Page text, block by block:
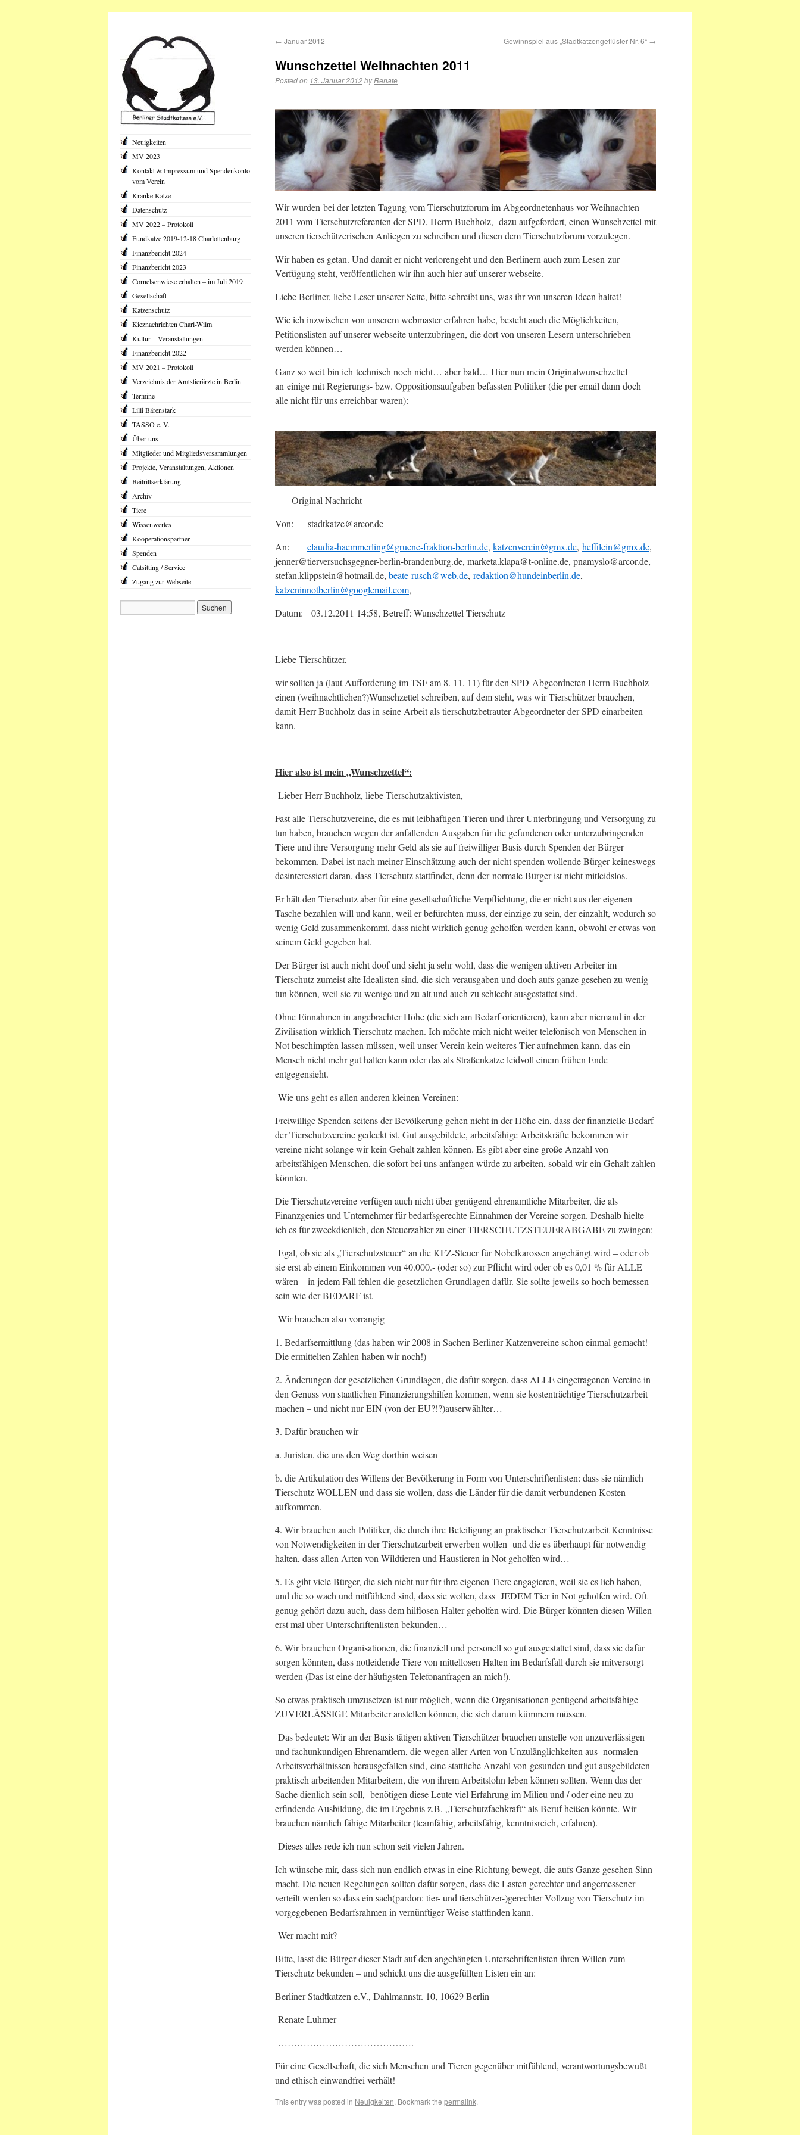
← Januar 2012 Gewinnspiel aus „Stadtkatzengeflüster Nr. 6“ →
Wunschzettel Weihnachten 2011
Posted on 13. Januar 2012by Renate
Wir wurden bei der letzten Tagung vom Tierschutzforum im Abgeordnetenhaus vor Weihnachten
2011 vom Tierschutzreferenten der SPD, Herrn Buchholz, dazu aufgefordert, einen Wunschzettel mit
unseren tierschützerischen Anliegen zu schreiben und diesen dem Tierschutzforum vorzulegen.
Wir haben es getan. Und damit er nicht verlorengeht und den Berlinern auch zum Lesen zur
Verfügung steht, veröffentlichen wir ihn auch hier auf unserer webseite.
Liebe Berliner, liebe Leser unserer Seite, bitte schreibt uns, was ihr von unseren Ideen haltet!
Wie ich inzwischen von unserem webmaster erfahren habe, besteht auch die Möglichkeiten,
Petitionslisten auf unserer webseite unterzubringen, die dort von unseren Lesern unterschrieben
werden können…
Ganz so weit bin ich technisch noch nicht… aber bald… Hier nun mein Originalwunschzettel
an einige mit Regierungs- bzw. Oppositionsaufgaben befassten Politiker (die per email dann doch
alle nicht für uns erreichbar waren):
—– Original Nachricht —-
Von: stadtkatze@arcor.de
An: claudia-haemmerling@gruene-fraktion-berlin.de, katzenverein@gmx.de, heffilein@gmx.de,
jenner@tierversuchsgegner-berlin-brandenburg.de, marketa.klapa@t-online.de, pnamyslo@arcor.de,
stefan.klippstein@hotmail.de, beate-rusch@web.de, redaktion@hundeinberlin.de,
katzeninnotberlin@googlemail.com,
Datum: 03.12.2011 14:58, Betreff: Wunschzettel Tierschutz
Liebe Tierschützer,
wir sollten ja (laut Aufforderung im TSF am 8. 11. 11) für den SPD-Abgeordneten Herrn Buchholz
einen (weihnachtlichen?)Wunschzettel schreiben, auf dem steht, was wir Tierschützer brauchen,
damit Herr Buchholz das in seine Arbeit als tierschutzbetrauter Abgeordneter der SPD einarbeiten
kann.
Hier also ist mein „Wunschzettel“:
Lieber Herr Buchholz, liebe Tierschutzaktivisten,
Fast alle Tierschutzvereine, die es mit leibhaftigen Tieren und ihrer Unterbringung und Versorgung zu
tun haben, brauchen wegen der anfallenden Ausgaben für die gefundenen oder unterzubringenden
Tiere und ihre Versorgung mehr Geld als sie auf freiwilliger Basis durch Spenden der Bürger
bekommen. Dabei ist nach meiner Einschätzung auch der nicht spenden wollende Bürger keineswegs
desinteressiert daran, dass Tierschutz stattfindet, denn der normale Bürger ist nicht mitleidslos.
Er hält den Tierschutz aber für eine gesellschaftliche Verpflichtung, die er nicht aus der eigenen
Tasche bezahlen will und kann, weil er befürchten muss, der einzige zu sein, der einzahlt, wodurch so
wenig Geld zusammenkommt, dass nicht wirklich genug geholfen werden kann, obwohl er etwas von
seinem Geld gegeben hat.
Der Bürger ist auch nicht doof und sieht ja sehr wohl, dass die wenigen aktiven Arbeiter im
Tierschutz zumeist alte Idealisten sind, die sich verausgaben und doch aufs ganze gesehen zu wenig
tun können, weil sie zu wenige und zu alt und auch zu schlecht ausgestattet sind.
Ohne Einnahmen in angebrachter Höhe (die sich am Bedarf orientieren), kann aber niemand in der
Zivilisation wirklich Tierschutz machen. Ich möchte mich nicht weiter telefonisch von Menschen in
Not beschimpfen lassen müssen, weil unser Verein kein weiteres Tier aufnehmen kann, das ein
Mensch nicht mehr gut halten kann oder das als Straßenkatze leidvoll einem frühen Ende
entgegensieht.
Wie uns geht es allen anderen kleinen Vereinen:
Freiwillige Spenden seitens der Bevölkerung gehen nicht in der Höhe ein, dass der finanzielle Bedarf
der Tierschutzvereine gedeckt ist. Gut ausgebildete, arbeitsfähige Arbeitskräfte bekommen wir
vereine nicht solange wir kein Gehalt zahlen können. Es gibt aber eine große Anzahl von
arbeitsfähigen Menschen, die sofort bei uns anfangen würde zu arbeiten, sobald wir ein Gehalt zahlen
könnten.
Die Tierschutzvereine verfügen auch nicht über genügend ehrenamtliche Mitarbeiter, die als
Finanzgenies und Unternehmer für bedarfsgerechte Einnahmen der Vereine sorgen. Deshalb hielte
ich es für zweckdienlich, den Steuerzahler zu einer TIERSCHUTZSTEUERABGABE zu zwingen:
Egal, ob sie als „Tierschutzsteuer“ an die KFZ-Steuer für Nobelkarossen angehängt wird – oder ob
sie erst ab einem Einkommen von 40.000.- (oder so) zur Pflicht wird oder ob es 0,01 % für ALLE
wären – in jedem Fall fehlen die gesetzlichen Grundlagen dafür. Sie sollte jeweils so hoch bemessen
sein wie der BEDARF ist.
Wir brauchen also vorrangig
1. Bedarfsermittlung (das haben wir 2008 in Sachen Berliner Katzenvereine schon einmal gemacht!
Die ermittelten Zahlen haben wir noch!)
2. Änderungen der gesetzlichen Grundlagen, die dafür sorgen, dass ALLE eingetragenen Vereine in
den Genuss von staatlichen Finanzierungshilfen kommen, wenn sie kostenträchtige Tierschutzarbeit
machen – und nicht nur EIN (von der EU?!?)auserwählter…
3. Dafür brauchen wir
a. Juristen, die uns den Weg dorthin weisen
b. die Artikulation des Willens der Bevölkerung in Form von Unterschriftenlisten: dass sie nämlich
Tierschutz WOLLEN und dass sie wollen, dass die Länder für die damit verbundenen Kosten
aufkommen.
4. Wir brauchen auch Politiker, die durch ihre Beteiligung an praktischer Tierschutzarbeit Kenntnisse
von Notwendigkeiten in der Tierschutzarbeit erwerben wollen und die es überhaupt für notwendig
halten, dass allen Arten von Wildtieren und Haustieren in Not geholfen wird…
5. Es gibt viele Bürger, die sich nicht nur für ihre eigenen Tiere engagieren, weil sie es lieb haben,
und die so wach und mitfühlend sind, dass sie wollen, dass JEDEM Tier in Not geholfen wird. Oft
genug gehört dazu auch, dass dem hilflosen Halter geholfen wird. Die Bürger könnten diesen Willen
erst mal über Unterschriftenlisten bekunden…
6. Wir brauchen Organisationen, die finanziell und personell so gut ausgestattet sind, dass sie dafür
sorgen könnten, dass notleidende Tiere von mittellosen Halten im Bedarfsfall durch sie mitversorgt
werden (Das ist eine der häufigsten Telefonanfragen an mich!).
So etwas praktisch umzusetzen ist nur möglich, wenn die Organisationen genügend arbeitsfähige
ZUVERLÄSSIGE Mitarbeiter anstellen können, die sich darum kümmern müssen.
Das bedeutet: Wir an der Basis tätigen aktiven Tierschützer brauchen anstelle von unzuverlässigen
und fachunkundigen Ehrenamtlern, die wegen aller Arten von Unzulänglichkeiten aus normalen
Arbeitsverhältnissen herausgefallen sind, eine stattliche Anzahl von gesunden und gut ausgebildeten
praktisch arbeitenden Mitarbeitern, die von ihrem Arbeitslohn leben können sollten. Wenn das der
Sache dienlich sein soll, benötigen diese Leute viel Erfahrung im Milieu und / oder eine neu zu
erfindende Ausbildung, die im Ergebnis z.B. „Tierschutzfachkraft“ als Beruf heißen könnte. Wir
brauchen nämlich fähige Mitarbeiter (teamfähig, arbeitsfähig, kenntnisreich, erfahren).
Dieses alles rede ich nun schon seit vielen Jahren.
Ich wünsche mir, dass sich nun endlich etwas in eine Richtung bewegt, die aufs Ganze gesehen Sinn
macht. Die neuen Regelungen sollten dafür sorgen, dass die Lasten gerechter und angemessener
verteilt werden so dass ein sach(pardon: tier- und tierschützer-)gerechter Vollzug von Tierschutz im
vorgegebenen Bedarfsrahmen in vernünftiger Weise stattfinden kann.
Wer macht mit?
Bitte, lasst die Bürger dieser Stadt auf den angehängten Unterschriftenlisten ihren Willen zum
Tierschutz bekunden – und schickt uns die ausgefüllten Listen ein an:
Berliner Stadtkatzen e.V., Dahlmannstr. 10, 10629 Berlin
Renate Luhmer
…………………………………….
Für eine Gesellschaft, die sich Menschen und Tieren gegenüber mitfühlend, verantwortungsbewußt
und ethisch einwandfrei verhält!
This entry was posted in Neuigkeiten. Bookmark the permalink.
Neuigkeiten
MV 2023
Kontakt & Impressum und Spendenkonto
vom Verein
Kranke Katze
Datenschutz
MV 2022 – Protokoll
Fundkatze 2019-12-18 Charlottenburg
Finanzbericht 2024
Finanzbericht 2023
Cornelsenwiese erhalten – im Juli 2019
Gesellschaft
Katzenschutz
Kieznachrichten Charl-Wilm
Kultur – Veranstaltungen
Finanzbericht 2022
MV 2021 – Protokoll
Verzeichnis der Amtstierärzte in Berlin
Termine
Lilli Bärenstark
TASSO e. V.
Über uns
Mitglieder und Mitgliedsversammlungen
Projekte, Veranstaltungen, Aktionen
Beitrittserklärung
Archiv
Tiere
Wissenwertes
Kooperationspartner
Spenden
Catsitting / Service
Zugang zur Webseite